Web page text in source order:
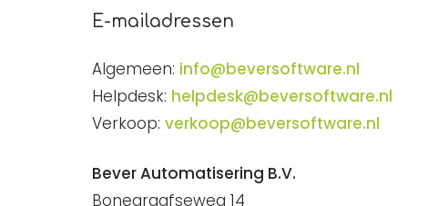
E-mailadressen
Algemeen: info@beversoftware.nl
Helpdesk: helpdesk@beversoftware.nl
Verkoop: verkoop@beversoftware.nl
Bever Automatisering B.V.
Bonegraafseweg 14